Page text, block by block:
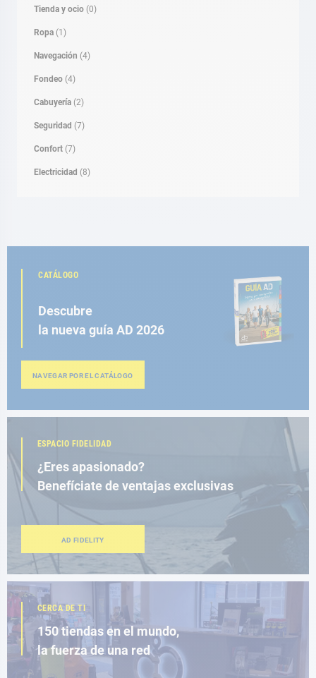
Tienda y ocio (0)
Ropa (1)
Navegación (4)
Fondeo (4)
Cabuyería (2)
Seguridad (7)
Confort (7)
Electricidad (8)
CATÁLOGO
Descubre
la nueva guía AD 2026
NAVEGAR POR EL CATÁLOGO
ESPACIO FIDELIDAD
¿Eres apasionado?
Benefíciate de ventajas exclusivas
AD FIDELITY
CERCA DE TI
150 tiendas en el mundo,
la fuerza de una red